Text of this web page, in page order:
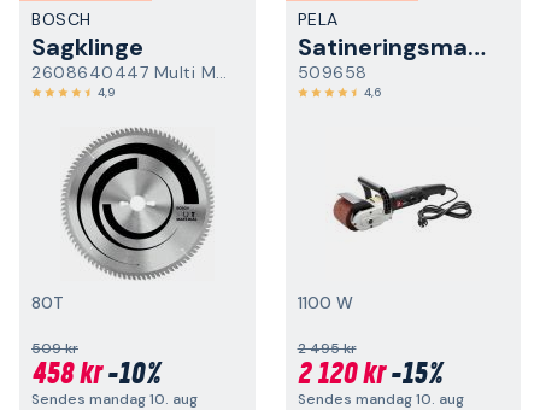
BOSCH
Sagklinge
2608640447 Multi Material
4,9
80T
509 kr
458 kr-10%
Sendes mandag 10. aug
PELA
Satineringsmaskin
509658
4,6
1100 W
2 495 kr
2 120 kr-15%
Sendes mandag 10. aug